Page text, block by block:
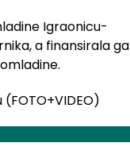
Igraonicu-
a finansirala ga